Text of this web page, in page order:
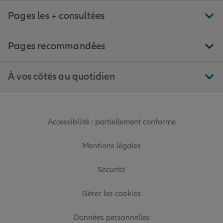
Pages les + consultées
Pages recommandées
À vos côtés au quotidien
Accessibilité : partiellement conforme
Mentions légales
Sécurité
Gérer les cookies
Données personnelles